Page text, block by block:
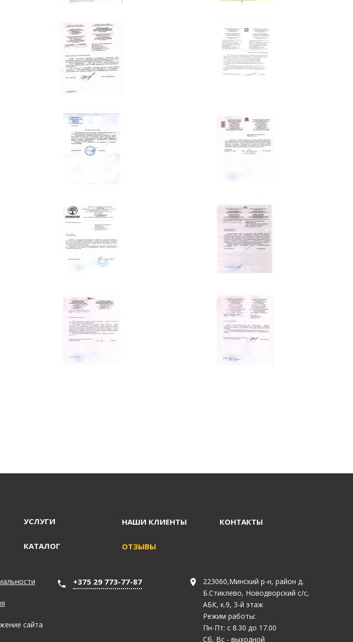
УСЛУГИ
КАТАЛОГ
НАШИ КЛИЕНТЫ
ОТЗЫВЫ
КОНТАКТЫ
сайта
+375 29 773-77-87
223060,Минский р-н, район д.
Б.Стиклево, Новодворский с/с,
АБК, к.9, 3-й этаж
Режим работы:
Пн-Пт: с 8.30 до 17.00
Сб, Вс - выходной